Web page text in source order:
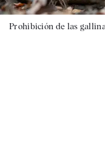
Prohibición de las